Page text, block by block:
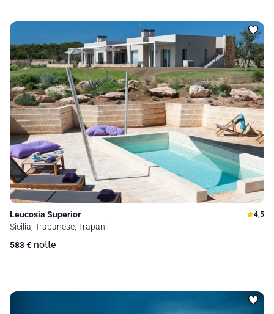
Leucosia Superior 4,5
Sicilia, Trapanese, Trapani
583€ notte